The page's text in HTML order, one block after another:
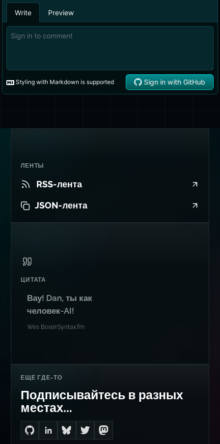
ЛЕНТЫ
RSS-лента
JSON-лента
ЦИТАТА
Вау! Dan, ты как
человек-AI!
Wes BosотSyntax.fm
ЕЩЕ ГДЕ-ТО
Подписывайтесь в разных
местах...
Go to Dan's GitHub
Connect with me on LinkedIn
Follow me on Bluesky
Follow me on Twitter
Follow me on Mastodon